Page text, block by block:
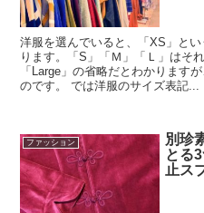
洋服を選んでいると、「XS」と
ります。「S」「Ｍ」「Ｌ」はそ
「Large」の省略だとわかります
のです。 では洋服のサイズ表記...
ファッション
別珍
とる
止ス